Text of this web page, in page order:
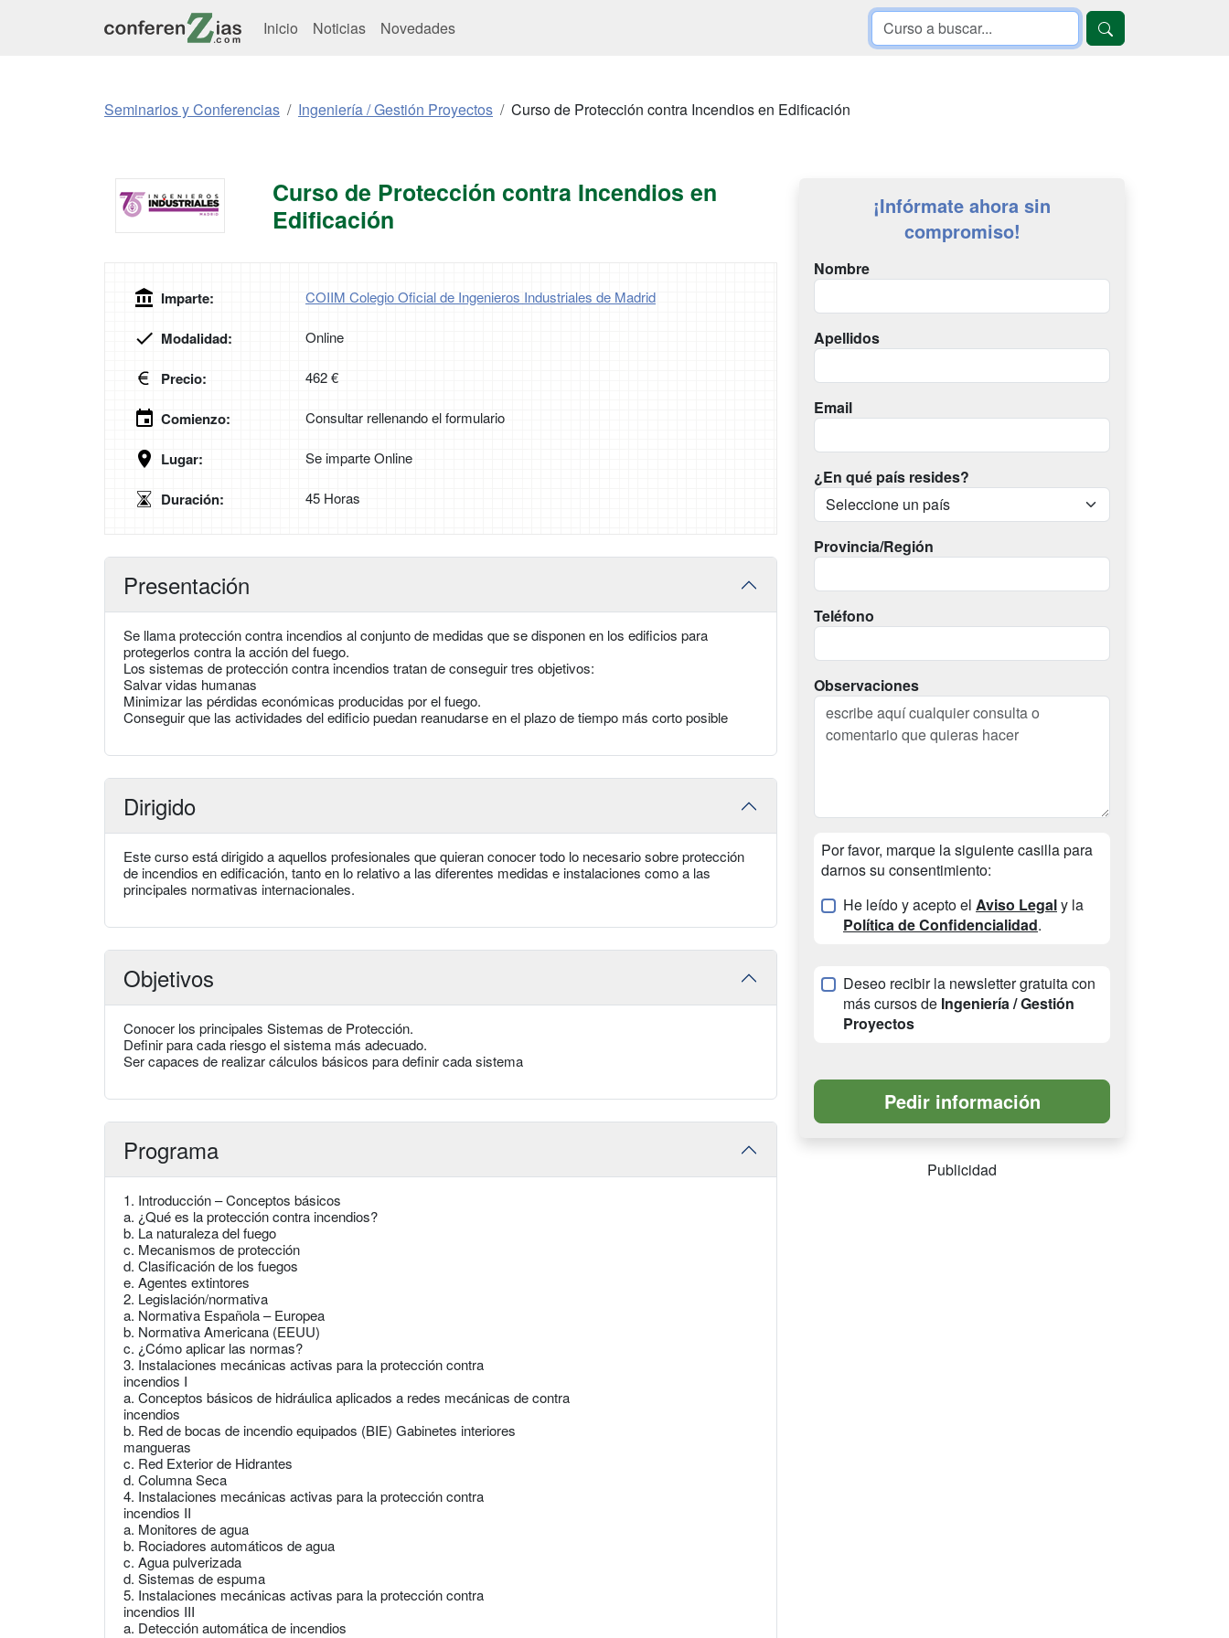
Inicio Noticias Novedades
Seminarios y Conferencias Ingeniería / Gestión Proyectos Curso de Protección contra Incendios en Edificación
Curso de Protección contra Incendios en
Edificación
Imparte: COIIM Colegio Oficial de Ingenieros Industriales de Madrid
Modalidad: Online
Precio: 462 €
Comienzo: Consultar rellenando el formulario
Lugar: Se imparte Online
Duración: 45 Horas
Presentación
Se llama protección contra incendios al conjunto de medidas que se disponen en los edificios para
protegerlos contra la acción del fuego.
Los sistemas de protección contra incendios tratan de conseguir tres objetivos:
Salvar vidas humanas
Minimizar las pérdidas económicas producidas por el fuego.
Conseguir que las actividades del edificio puedan reanudarse en el plazo de tiempo más corto posible
Dirigido
Este curso está dirigido a aquellos profesionales que quieran conocer todo lo necesario sobre protección
de incendios en edificación, tanto en lo relativo a las diferentes medidas e instalaciones como a las
principales normativas internacionales.
Objetivos
Conocer los principales Sistemas de Protección.
Definir para cada riesgo el sistema más adecuado.
Ser capaces de realizar cálculos básicos para definir cada sistema
Programa
1. Introducción – Conceptos básicos
a. ¿Qué es la protección contra incendios?
b. La naturaleza del fuego
c. Mecanismos de protección
d. Clasificación de los fuegos
e. Agentes extintores
2. Legislación/normativa
a. Normativa Española – Europea
b. Normativa Americana (EEUU)
c. ¿Cómo aplicar las normas?
3. Instalaciones mecánicas activas para la protección contra
incendios I
a. Conceptos básicos de hidráulica aplicados a redes mecánicas de contra
incendios
b. Red de bocas de incendio equipados (BIE) Gabinetes interiores
mangueras
c. Red Exterior de Hidrantes
d. Columna Seca
4. Instalaciones mecánicas activas para la protección contra
incendios II
a. Monitores de agua
b. Rociadores automáticos de agua
c. Agua pulverizada
d. Sistemas de espuma
5. Instalaciones mecánicas activas para la protección contra
incendios III
a. Detección automática de incendios
¡Infórmate ahora sin
compromiso!
Nombre
Apellidos
Email
¿En qué país resides?
Provincia/Región
Teléfono
Observaciones
Por favor, marque la siguiente casilla para
darnos su consentimiento:
He leído y acepto el Aviso Legaly la
Política de Confidencialidad.
Deseo recibir la newsletter gratuita con
más cursos de Ingeniería / Gestión
Proyectos
Publicidad